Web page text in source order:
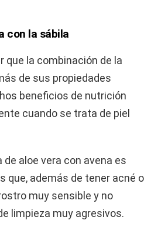
con la sábila
que la combinación de la
de sus propiedades
beneficios de nutrición
cuando se trata de piel
aloe vera con avena es
que, además de tener acné o
muy sensible y no
limpieza muy agresivos.